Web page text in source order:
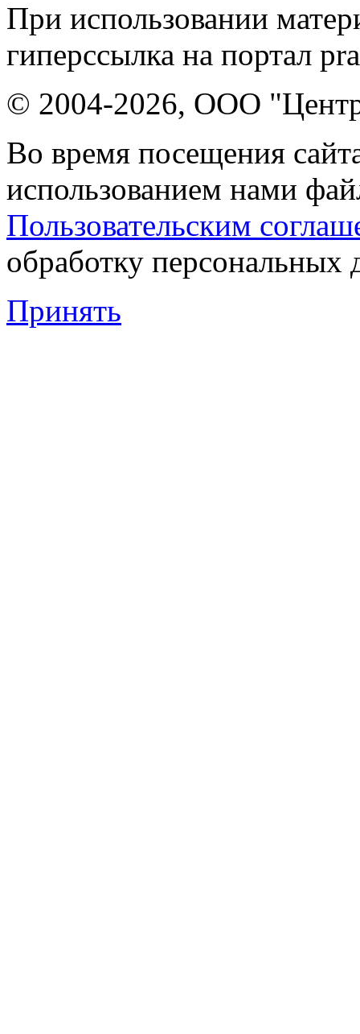
При использовании
гиперссылка на портал
© 2004-2026, ООО "Центр
Во время посещения
использованием нами
Пользовательским
обработку персональных
Принять